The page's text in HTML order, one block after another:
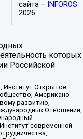
сайта –
INFOROS
2026
которых
Российской
Институт Открытое
Американо-
развитию,
Отношений,
современной